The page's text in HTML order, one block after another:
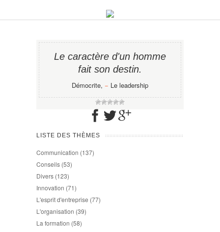
Le caractère d'un homme
fait son destin.
Démocrite, − Le leadership
LISTE DES THÈMES
Communication (137)
Conseils (53)
Divers (123)
Innovation (71)
L'esprit d'entreprise (77)
L'organisation (39)
La formation (58)